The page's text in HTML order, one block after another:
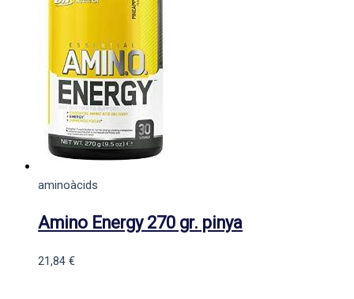
aminoàcids
Amino Energy 270 gr. pinya
21,84 €